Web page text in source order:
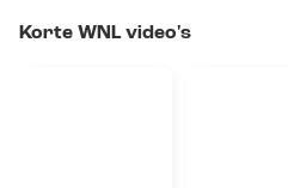
Korte WNL video's